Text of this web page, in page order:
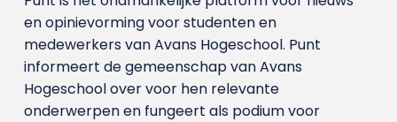
en opinievorming voor studenten en
medewerkers van Avans Hoge­school. Punt
informeert de gemeenschap van Avans
Hogeschool over voor hen relevante
onderwerpen en fungeert als podium voor